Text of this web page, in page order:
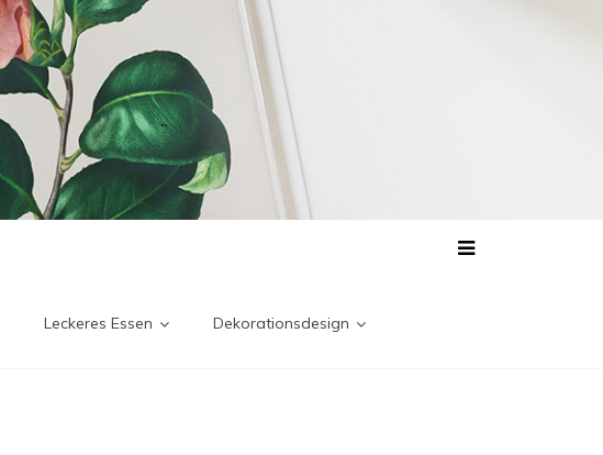
Leckeres Essen Dekorationsdesign